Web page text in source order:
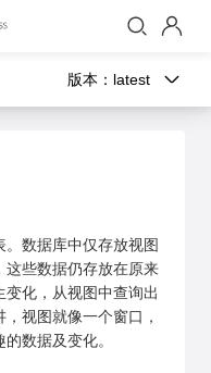
版本： latest
数据库中仅存放视图
这些数据仍存放在原来
化，从视图中查询出
视图就像一个窗口，
数据及变化。